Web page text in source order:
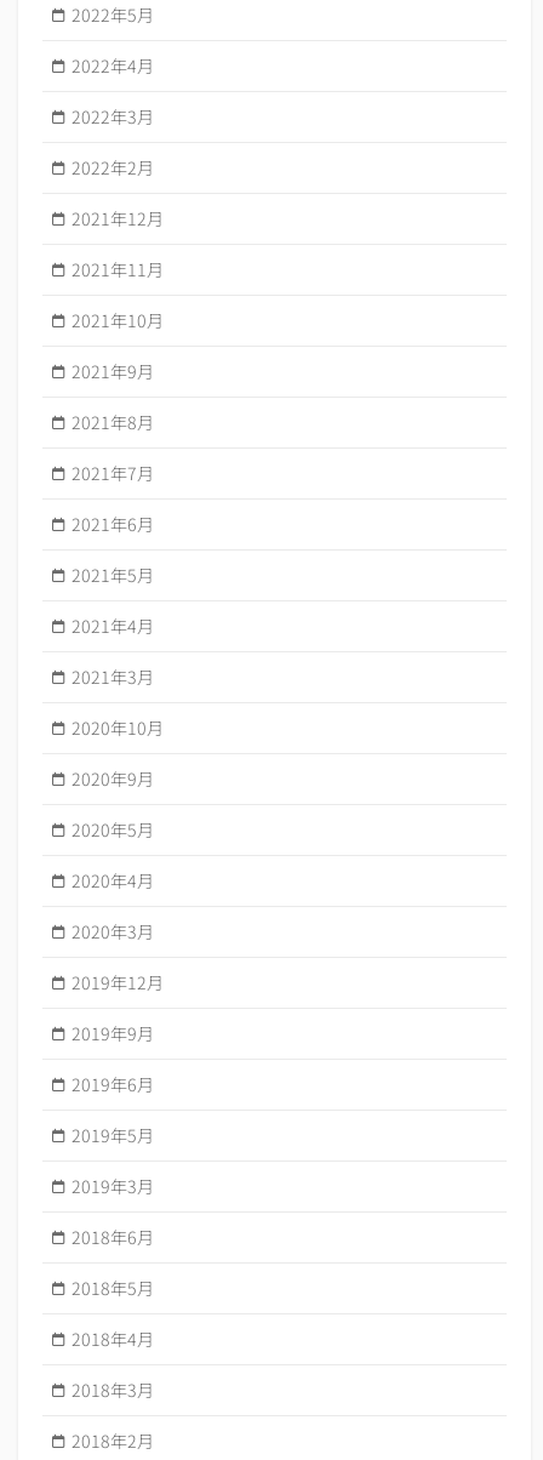
2022年5月
2022年4月
2022年3月
2022年2月
2021年12月
2021年11月
2021年10月
2021年9月
2021年8月
2021年7月
2021年6月
2021年5月
2021年4月
2021年3月
2020年10月
2020年9月
2020年5月
2020年4月
2020年3月
2019年12月
2019年9月
2019年6月
2019年5月
2019年3月
2018年6月
2018年5月
2018年4月
2018年3月
2018年2月